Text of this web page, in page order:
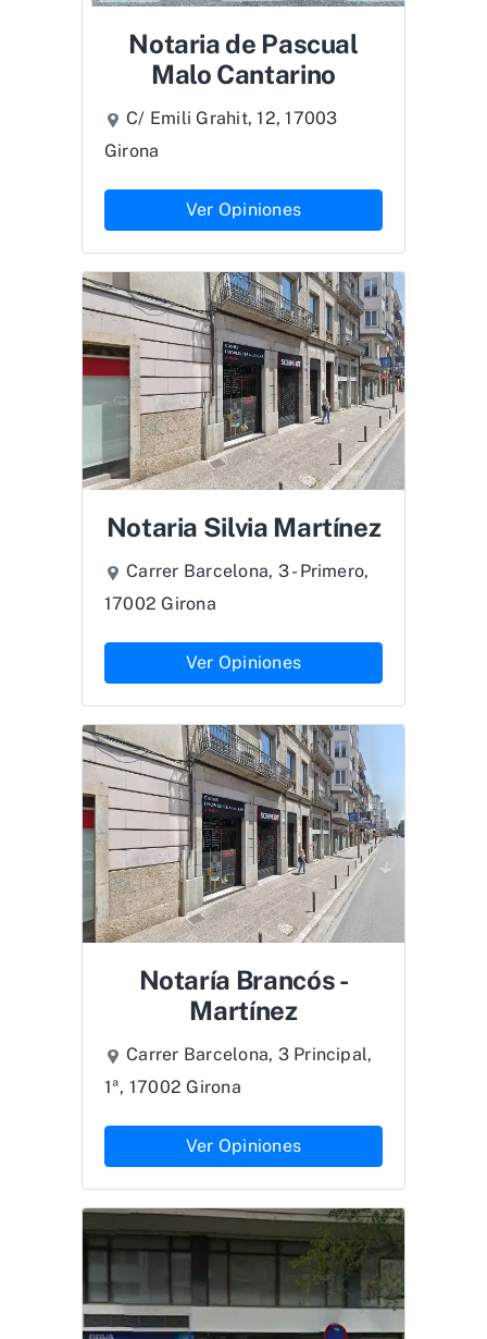
Notaria de Pascual
Malo Cantarino
C/ Emili Grahit, 12, 17003
Girona
Ver Opiniones
Notaria Silvia Martínez
Carrer Barcelona, 3 - Primero,
17002 Girona
Ver Opiniones
Notaría Brancós -
Martínez
Carrer Barcelona, 3 Principal,
1ª, 17002 Girona
Ver Opiniones